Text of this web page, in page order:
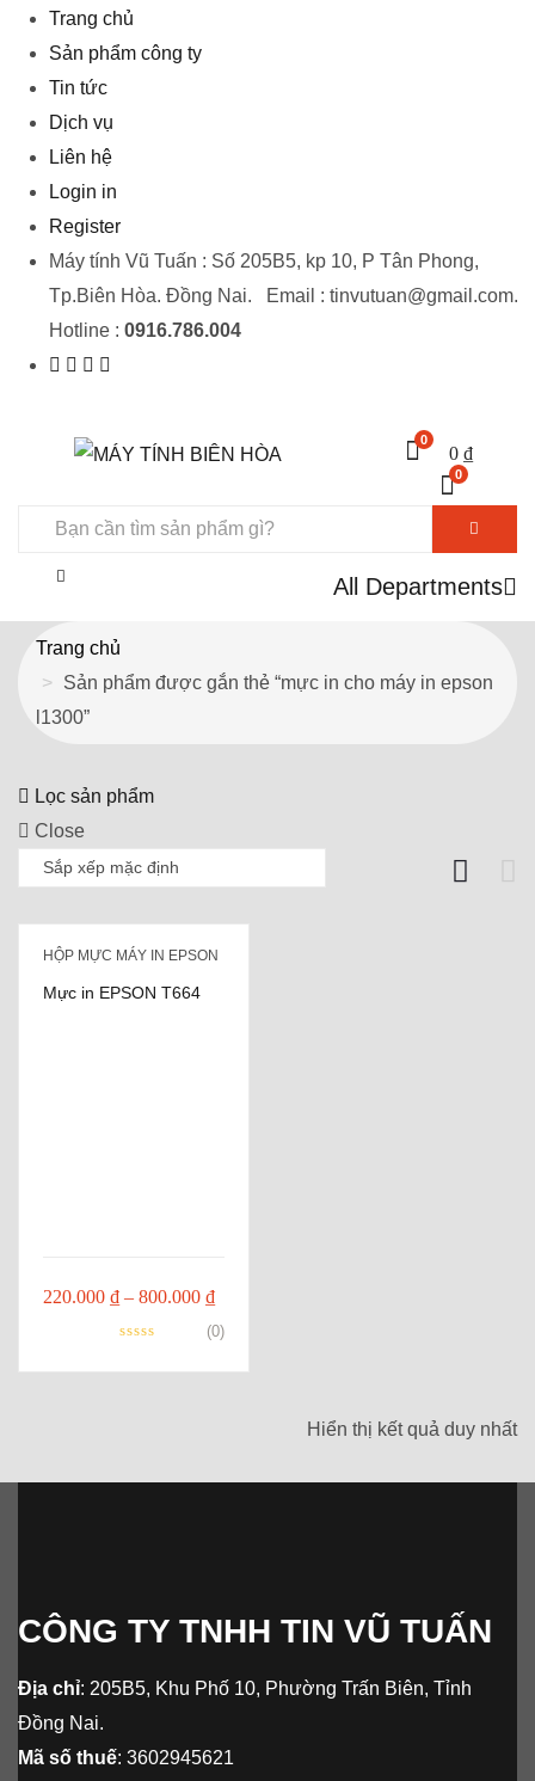
Trang chủ
Sản phẩm công ty
Tin tức
Dịch vụ
Liên hệ
Login in
Register
Máy tính Vũ Tuấn : Số 205B5, kp 10, P Tân Phong,
Tp.Biên Hòa. Đồng Nai. Email : tinvutuan@gmail.com.
Hotline : 0916.786.004
0
0 ₫
0
All Departments
Trang chủ
Sản phẩm được gắn thẻ “mực in cho máy in epson
l1300”
Lọc sản phẩm
Close
HỘP MỰC MÁY IN EPSON
Mực in EPSON T664
220.000 ₫ – 800.000 ₫Khoảng
giá:
(0)
Hiển thị kết quả duy nhất
CÔNG TY TNHH TIN VŨ TUẤN
Địa chỉ: 205B5, Khu Phố 10, Phường Trấn Biên, Tỉnh
Đồng Nai.
Mã số thuế: 3602945621